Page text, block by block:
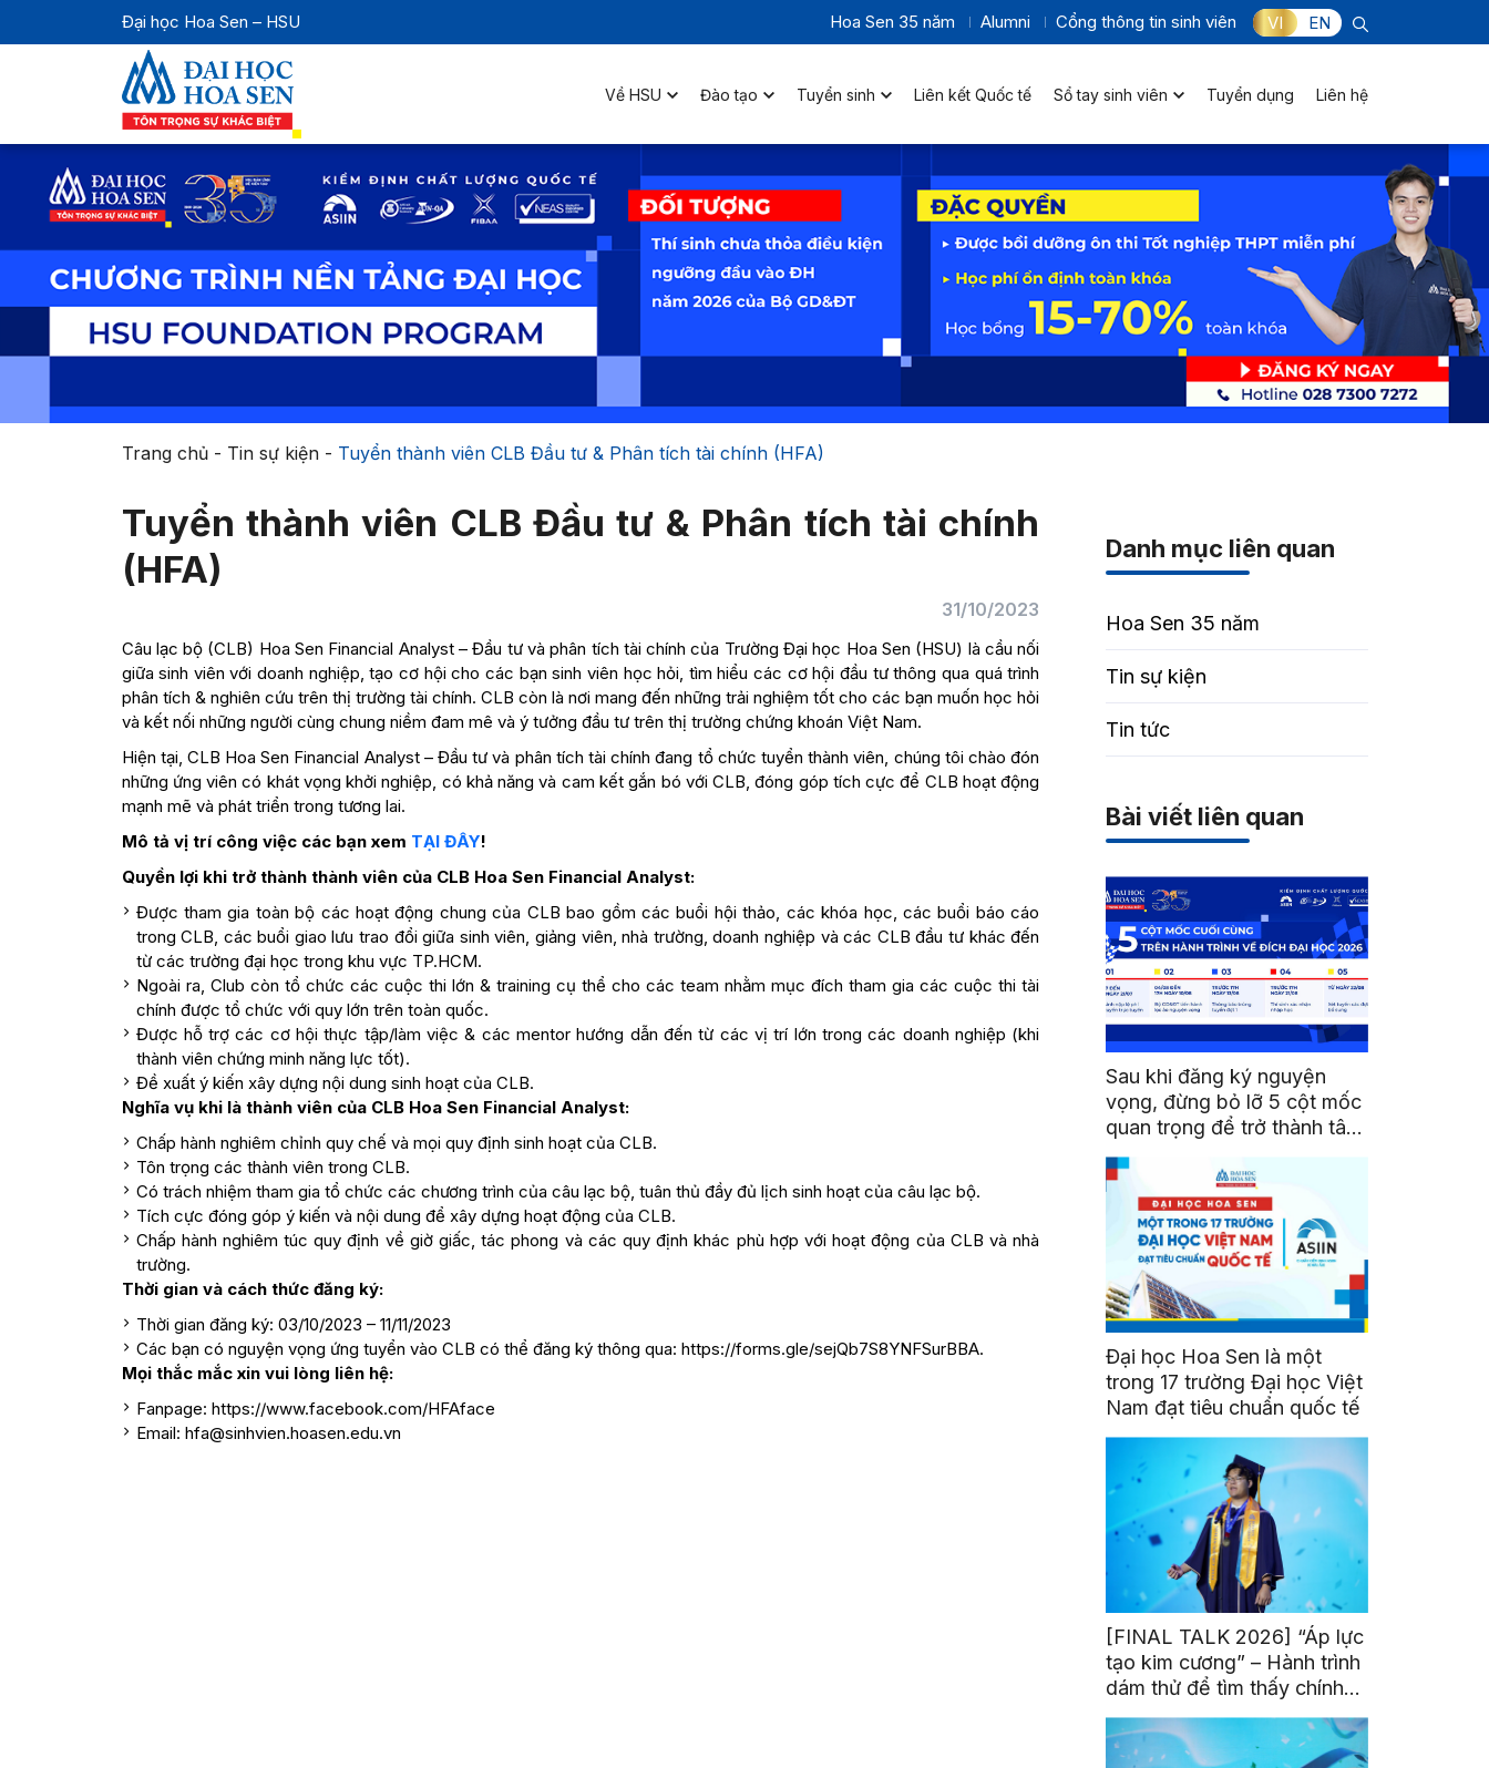
Đại học Hoa Sen – HSU Hoa Sen 35 năm Alumni Cổng thông tin sinh viên VI EN
Về HSU Đào tạo Tuyển sinh Liên kết Quốc tế Sổ tay sinh viên Tuyển dụng Liên hệ
Trang chủ- Tin sự kiện- Tuyển thành viên CLB Đầu tư & Phân tích tài chính (HFA)
Tuyển thành viên CLB Đầu tư & Phân tích tài chính
(HFA)
31/10/2023
Câu lạc bộ (CLB) Hoa Sen Financial Analyst – Đầu tư và phân tích tài chính của Trường Đại học Hoa Sen (HSU) là cầu nối
giữa sinh viên với doanh nghiệp, tạo cơ hội cho các bạn sinh viên học hỏi, tìm hiểu các cơ hội đầu tư thông qua quá trình
phân tích & nghiên cứu trên thị trường tài chính. CLB còn là nơi mang đến những trải nghiệm tốt cho các bạn muốn học hỏi
và kết nối những người cùng chung niềm đam mê và ý tưởng đầu tư trên thị trường chứng khoán Việt Nam.
Hiện tại, CLB Hoa Sen Financial Analyst – Đầu tư và phân tích tài chính đang tổ chức tuyển thành viên, chúng tôi chào đón
những ứng viên có khát vọng khởi nghiệp, có khả năng và cam kết gắn bó với CLB, đóng góp tích cực để CLB hoạt động
mạnh mẽ và phát triển trong tương lai.
Mô tả vị trí công việc các bạn xem TẠI ĐÂY!
Quyền lợi khi trở thành thành viên của CLB Hoa Sen Financial Analyst:
Được tham gia toàn bộ các hoạt động chung của CLB bao gồm các buổi hội thảo, các khóa học, các buổi báo cáo
trong CLB, các buổi giao lưu trao đổi giữa sinh viên, giảng viên, nhà trường, doanh nghiệp và các CLB đầu tư khác đến
từ các trường đại học trong khu vực TP.HCM.
Ngoài ra, Club còn tổ chức các cuộc thi lớn & training cụ thể cho các team nhằm mục đích tham gia các cuộc thi tài
chính được tổ chức với quy lớn trên toàn quốc.
Được hỗ trợ các cơ hội thực tập/làm việc & các mentor hướng dẫn đến từ các vị trí lớn trong các doanh nghiệp (khi
thành viên chứng minh năng lực tốt).
Đề xuất ý kiến xây dựng nội dung sinh hoạt của CLB.
Nghĩa vụ khi là thành viên của CLB Hoa Sen Financial Analyst:
Chấp hành nghiêm chỉnh quy chế và mọi quy định sinh hoạt của CLB.
Tôn trọng các thành viên trong CLB.
Có trách nhiệm tham gia tổ chức các chương trình của câu lạc bộ, tuân thủ đầy đủ lịch sinh hoạt của câu lạc bộ.
Tích cực đóng góp ý kiến và nội dung để xây dựng hoạt động của CLB.
Chấp hành nghiêm túc quy định về giờ giấc, tác phong và các quy định khác phù hợp với hoạt động của CLB và nhà
trường.
Thời gian và cách thức đăng ký:
Thời gian đăng ký: 03/10/2023 – 11/11/2023
Các bạn có nguyện vọng ứng tuyển vào CLB có thể đăng ký thông qua: https://forms.gle/sejQb7S8YNFSurBBA.
Mọi thắc mắc xin vui lòng liên hệ:
Fanpage: https://www.facebook.com/HFAface
Email: hfa@sinhvien.hoasen.edu.vn
Danh mục liên quan
Hoa Sen 35 năm
Tin sự kiện
Tin tức
Bài viết liên quan
Sau khi đăng ký nguyện
vọng, đừng bỏ lỡ 5 cột mốc
quan trọng để trở thành tân
sinh viên HSU
Đại học Hoa Sen là một
trong 17 trường Đại học Việt
Nam đạt tiêu chuẩn quốc tế
[FINAL TALK 2026] “Áp lực
tạo kim cương” – Hành trình
dám thử để tìm thấy chính
mình